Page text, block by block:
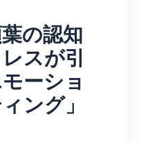
の認知
スが引
ーショ
ング」